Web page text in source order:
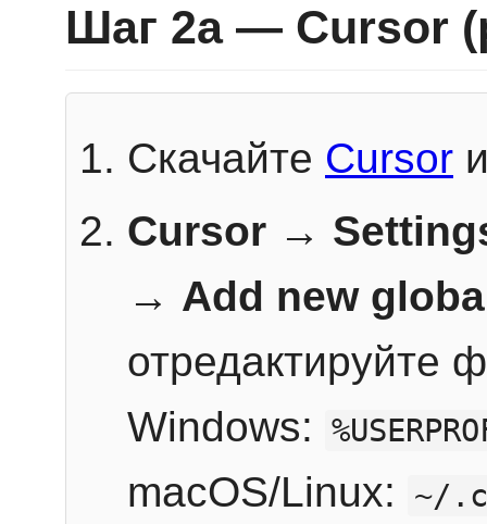
Шаг 2a — Cursor
Скачайте Cursor
Cursor →
→ Add new
отредактируйте
Windows:
macOS/Linux: ~/